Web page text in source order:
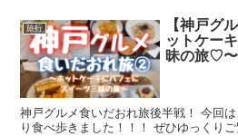
旅行
【神戸グ
ットケー
昧の旅♡〜
神戸グルメ食いだおれ旅後半戦！ 今回
り食べ歩きました！！！ ぜひゆっくり